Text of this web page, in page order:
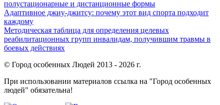
полустационарные и дистанционные формы
Адаптивное джиу-джитсу: почему этот вид спорта подходит
каждому
Методическая таблица для определения целевых
реабилитационных групп инвалидам, получившим травмы в
боевых действиях
© Город особенных Людей 2013 - 2026 г.
При использовании материалов ссылка на "Город особенных
людей" обязательна!